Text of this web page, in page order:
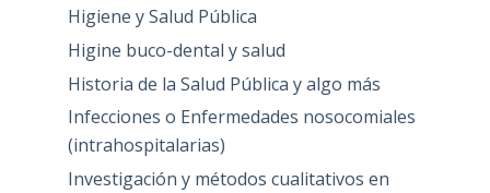
Higiene y Salud Pública
Higine buco-dental y salud
Historia de la Salud Pública y algo más
Infecciones o Enfermedades nosocomiales
(intrahospitalarias)
Investigación y métodos cualitativos en